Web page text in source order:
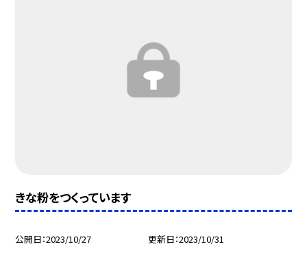
きな粉をつくっています
公開日 2023/10/27 更新日 2023/10/31